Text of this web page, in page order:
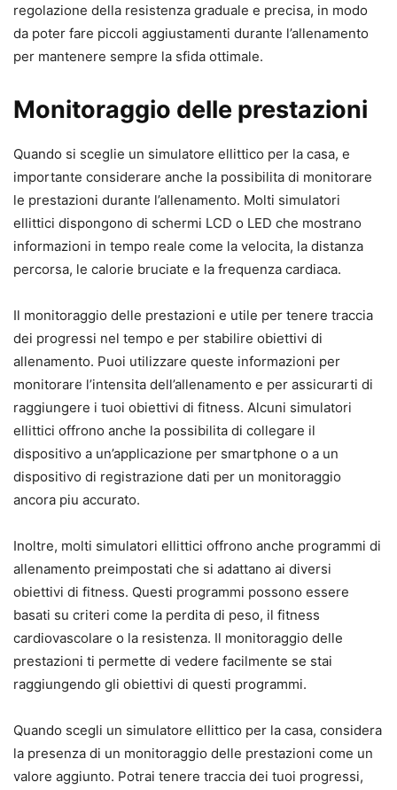
regolazione della resistenza graduale e precisa, in modo
da poter fare piccoli aggiustamenti durante l’allenamento
per mantenere sempre la sfida ottimale.
Monitoraggio delle prestazioni
Quando si sceglie un simulatore ellittico per la casa, e
importante considerare anche la possibilita di monitorare
le prestazioni durante l’allenamento. Molti simulatori
ellittici dispongono di schermi LCD o LED che mostrano
informazioni in tempo reale come la velocita, la distanza
percorsa, le calorie bruciate e la frequenza cardiaca.
Il monitoraggio delle prestazioni e utile per tenere traccia
dei progressi nel tempo e per stabilire obiettivi di
allenamento. Puoi utilizzare queste informazioni per
monitorare l’intensita dell’allenamento e per assicurarti di
raggiungere i tuoi obiettivi di fitness. Alcuni simulatori
ellittici offrono anche la possibilita di collegare il
dispositivo a un’applicazione per smartphone o a un
dispositivo di registrazione dati per un monitoraggio
ancora piu accurato.
Inoltre, molti simulatori ellittici offrono anche programmi di
allenamento preimpostati che si adattano ai diversi
obiettivi di fitness. Questi programmi possono essere
basati su criteri come la perdita di peso, il fitness
cardiovascolare o la resistenza. Il monitoraggio delle
prestazioni ti permette di vedere facilmente se stai
raggiungendo gli obiettivi di questi programmi.
Quando scegli un simulatore ellittico per la casa, considera
la presenza di un monitoraggio delle prestazioni come un
valore aggiunto. Potrai tenere traccia dei tuoi progressi,